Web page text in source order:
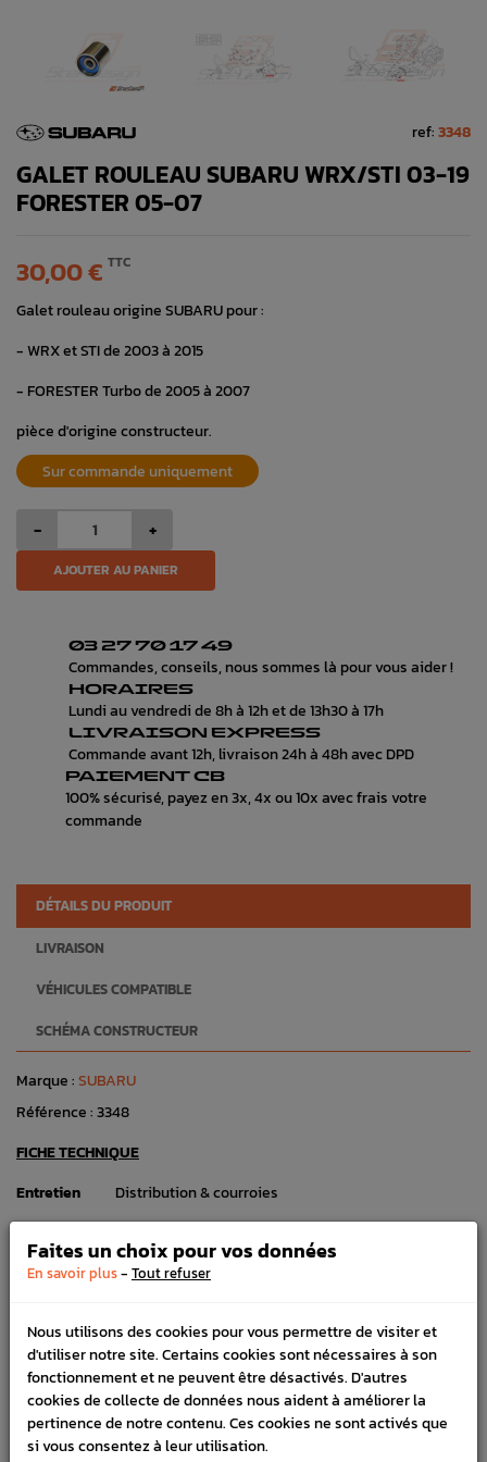
ref:3348
GALET ROULEAU SUBARU WRX/STI 03-19
FORESTER 05-07
30,00 € TTC
Galet rouleau origine SUBARU pour :
- WRX et STI de 2003 à 2015
- FORESTER Turbo de 2005 à 2007
pièce d'origine constructeur.
Sur commande uniquement
- +
AJOUTER AU PANIER
03 27 70 17 49
Commandes, conseils, nous sommes là pour vous aider !
HORAIRES
Lundi au vendredi de 8h à 12h et de 13h30 à 17h
LIVRAISON EXPRESS
Commande avant 12h, livraison 24h à 48h avec DPD
PAIEMENT CB
100% sécurisé, payez en 3x, 4x ou 10x avec frais votre
commande
DÉTAILS DU PRODUIT
LIVRAISON
VÉHICULES COMPATIBLE
SCHÉMA CONSTRUCTEUR
Marque :SUBARU
Référence :3348
FICHE TECHNIQUE
Entretien
Distribution & courroies
PRODUITS
FRÉQUEMMENT
ACHETÉS ENSEMBLE
Galet cranté de courroie de distribution
Faites un choix pour vos données
En savoir plus- Tout refuser
Nous utilisons des cookies pour vous permettre de visiter et
d'utiliser notre site. Certains cookies sont nécessaires à son
fonctionnement et ne peuvent être désactivés. D'autres
cookies de collecte de données nous aident à améliorer la
pertinence de notre contenu. Ces cookies ne sont activés que
si vous consentez à leur utilisation.